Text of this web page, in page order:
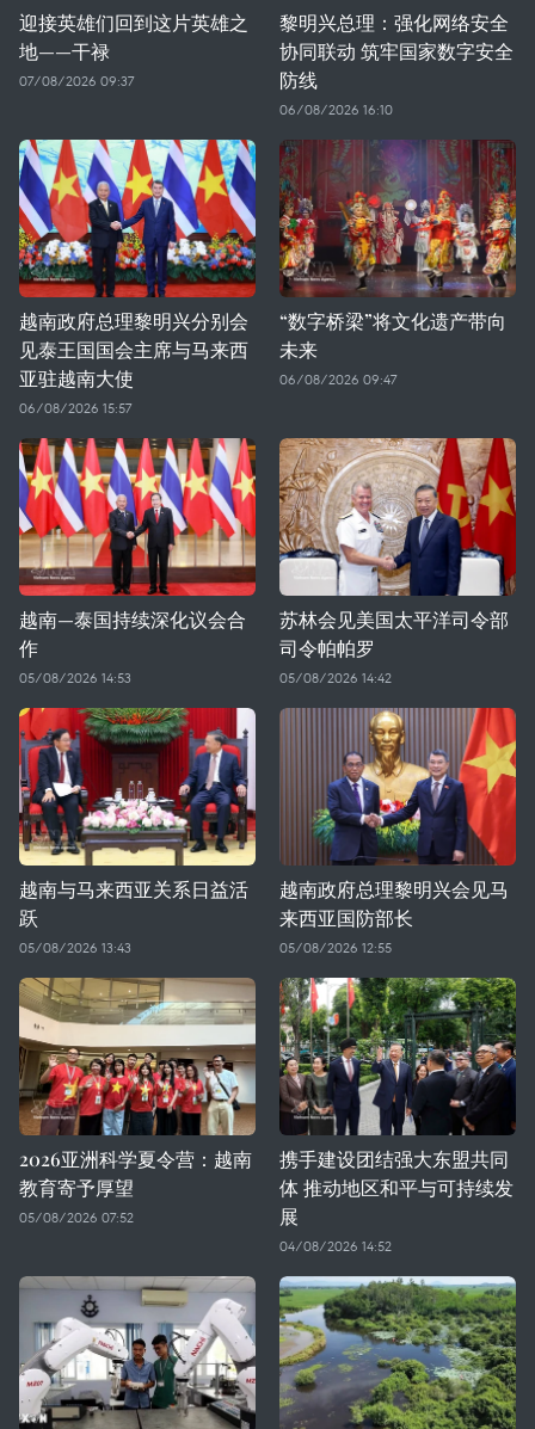
迎接英雄们回到这片英雄之
地——干禄
07/08/2026 09:37
黎明兴总理：强化网络安全
协同联动 筑牢国家数字安全
防线
06/08/2026 16:10
越南政府总理黎明兴分别会
见泰王国国会主席与马来西
亚驻越南大使
06/08/2026 15:57
“数字桥梁”将文化遗产带向
未来
06/08/2026 09:47
越南—泰国持续深化议会合
作
05/08/2026 14:53
苏林会见美国太平洋司令部
司令帕帕罗
05/08/2026 14:42
越南与马来西亚关系日益活
跃
05/08/2026 13:43
越南政府总理黎明兴会见马
来西亚国防部长
05/08/2026 12:55
2026亚洲科学夏令营：越南
教育寄予厚望
05/08/2026 07:52
携手建设团结强大东盟共同
体 推动地区和平与可持续发
展
04/08/2026 14:52